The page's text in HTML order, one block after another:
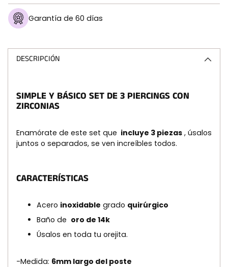
Garantía de 60 días
un
producto
cesta
DESCRIPCIÓN
SIMPLE Y BÁSICO SET DE 3 PIERCINGS CON
ZIRCONIAS
Enamórate de este set que incluye 3 piezas , úsalos
juntos o separados, se ven increíbles todos.
CARACTERÍSTICAS
Acero inoxidable grado quirúrgico
Baño de oro de 14k
Úsalos en toda tu orejita.
-Medida: 6mm largo del poste